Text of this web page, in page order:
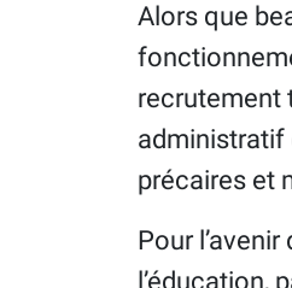
Alors que
recrutement
administratif
précaires et
Pour
l’éducation,